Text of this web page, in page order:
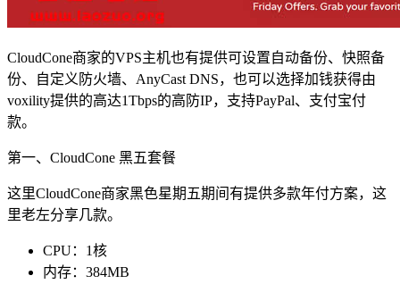
CloudCone商家的VPS主机也有提供可设置自动备份、快照备
份、自定义防火墙、AnyCast DNS，也可以选择加钱获得由
voxility提供的高达1Tbps的高防IP，支持PayPal、支付宝付
款。
第一、CloudCone 黑五套餐
这里CloudCone商家黑色星期五期间有提供多款年付方案，这
里老左分享几款。
CPU：1核
内存：384MB